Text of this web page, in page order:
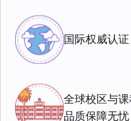
国际权威认
全球校区与课
品质保障无忧